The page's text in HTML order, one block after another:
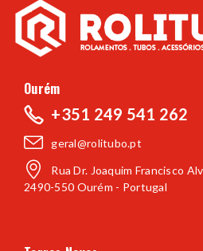
Ourém
+351 249 541 262
geral@rolitubo.pt
Rua Dr. Joaquim Francisco
2490-550 Ourém - Portugal